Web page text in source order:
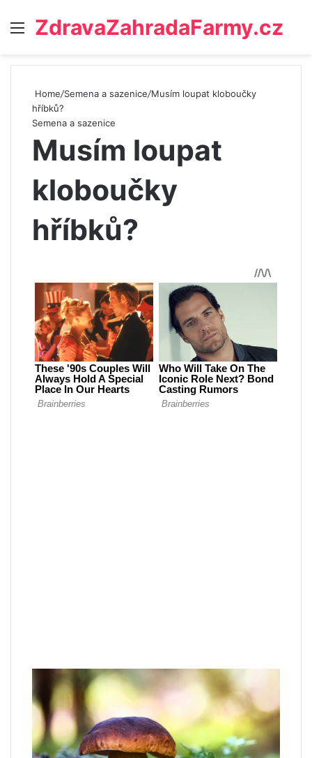
Menu
ZdravaZahradaFarmy.cz
Home/Semena a sazenice/Musím loupat kloboučky
hříbků?
Semena a sazenice
Musím loupat
kloboučky
hříbků?